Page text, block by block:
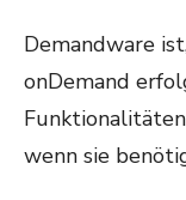
Demandware
onDemand
wenn sie